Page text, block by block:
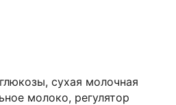
сухая молочная
молоко, регулятор